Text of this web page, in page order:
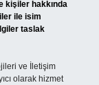
kişiler hakkında
ile isim
taslak
ve İletişim
olarak hizmet